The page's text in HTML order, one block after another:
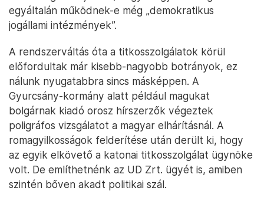
egyáltalán működnek-e még „demokratikus
jogállami intézmények”.
A rendszerváltás óta a titkosszolgálatok körül
előfordultak már kisebb-nagyobb botrányok, ez
nálunk nyugatabbra sincs másképpen. A
Gyurcsány-kormány alatt például magukat
bolgárnak kiadó orosz hírszerzők végeztek
poligráfos vizsgálatot a magyar elhárításnál. A
romagyilkosságok felderítése után derült ki, hogy
az egyik elkövető a katonai titkosszolgálat ügynöke
volt. De említhetnénk az UD Zrt. ügyét is, amiben
szintén bőven akadt politikai szál.